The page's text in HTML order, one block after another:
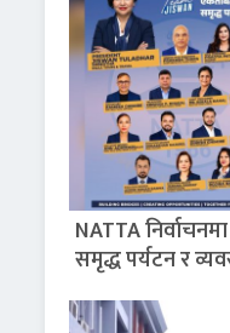
NATTA
समृद्ध पर्यटन र